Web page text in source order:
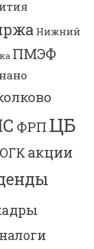
Нижний
ПМЭФ
ФРП ЦБ
акции
налоги